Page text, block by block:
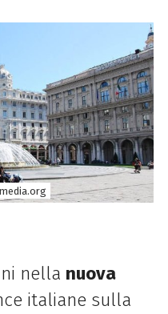
nella nuova
italiane sulla